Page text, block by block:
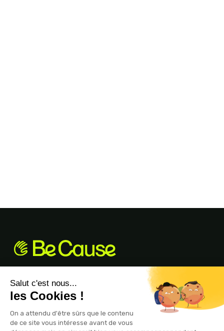
Philanthropy-as-a-Service B2B. La Roue
de la Fortune Solidaire transforme vos
évènements en générateurs de leads et
ORIAS · IFP n° 25 000 988
Intermédiaire en Financement Participatif